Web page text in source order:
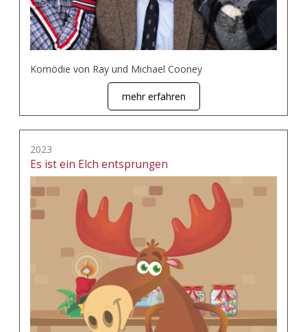
Komödie von Ray und Michael Cooney
mehr erfahren
2023
Es ist ein Elch entsprungen